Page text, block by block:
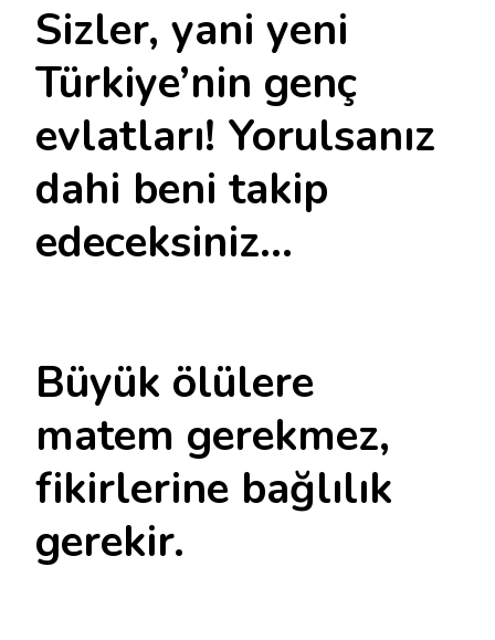
Sizler, yani yeni
Türkiye’nin genç
evlatları! Yorulsanız
dahi beni takip
edeceksiniz…
Büyük ölülere
matem gerekmez,
fikirlerine bağlılık
gerekir.